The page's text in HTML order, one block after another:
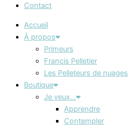
Contact
Accueil
À propos
Primeurs
Francis Pelletier
Les Pelleteurs de nuages
Boutique
Je veux…
Apprendre
Contempler